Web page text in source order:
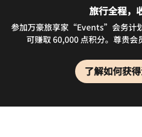
旅行全程，
参加万豪旅享家“Events”会务计
可赚取 60,000 点积分。尊贵会
了解如何获